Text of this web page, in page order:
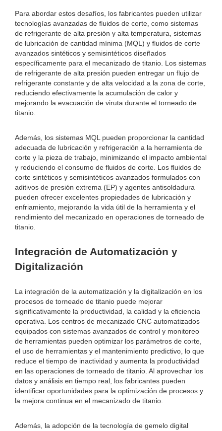
Para abordar estos desafíos, los fabricantes pueden utilizar
tecnologías avanzadas de fluidos de corte, como sistemas
de refrigerante de alta presión y alta temperatura, sistemas
de lubricación de cantidad mínima (MQL) y fluidos de corte
avanzados sintéticos y semisintéticos diseñados
específicamente para el mecanizado de titanio. Los sistemas
de refrigerante de alta presión pueden entregar un flujo de
refrigerante constante y de alta velocidad a la zona de corte,
reduciendo efectivamente la acumulación de calor y
mejorando la evacuación de viruta durante el torneado de
titanio.
Además, los sistemas MQL pueden proporcionar la cantidad
adecuada de lubricación y refrigeración a la herramienta de
corte y la pieza de trabajo, minimizando el impacto ambiental
y reduciendo el consumo de fluidos de corte. Los fluidos de
corte sintéticos y semisintéticos avanzados formulados con
aditivos de presión extrema (EP) y agentes antisoldadura
pueden ofrecer excelentes propiedades de lubricación y
enfriamiento, mejorando la vida útil de la herramienta y el
rendimiento del mecanizado en operaciones de torneado de
titanio.
Integración de Automatización y
Digitalización
La integración de la automatización y la digitalización en los
procesos de torneado de titanio puede mejorar
significativamente la productividad, la calidad y la eficiencia
operativa. Los centros de mecanizado CNC automatizados
equipados con sistemas avanzados de control y monitoreo
de herramientas pueden optimizar los parámetros de corte,
el uso de herramientas y el mantenimiento predictivo, lo que
reduce el tiempo de inactividad y aumenta la productividad
en las operaciones de torneado de titanio. Al aprovechar los
datos y análisis en tiempo real, los fabricantes pueden
identificar oportunidades para la optimización de procesos y
la mejora continua en el mecanizado de titanio.
Además, la adopción de la tecnología de gemelo digital